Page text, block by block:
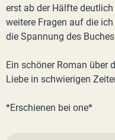
erst ab der Hälfte
weitere Fragen auf die
die Spannung des
Ein schöner Roman über
Liebe in schwierigen
*Erschienen bei one*